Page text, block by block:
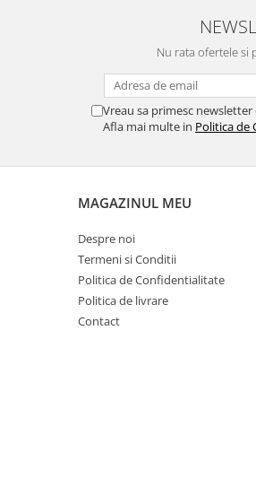
Nu rata ofertele si
Vreau sa primesc
Afla mai multe in Politica de
MAGAZINUL MEU
Despre noi
Termeni si Conditii
Politica de Confidentialitate
Politica de livrare
Contact